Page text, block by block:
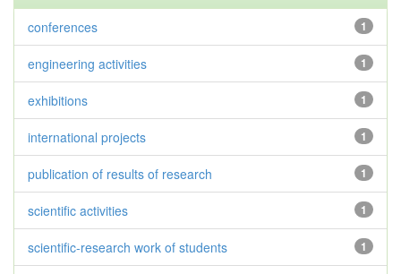
1
conferences
1
engineering activities
1
exhibitions
1
international projects
1
publication of results of research
1
scientific activities
1
scientific-research work of students